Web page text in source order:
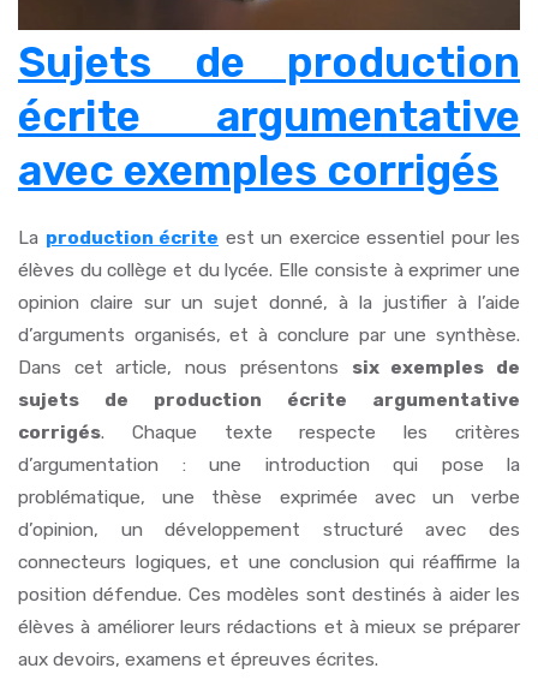
Sujets de production
écrite argumentative
avec exemples corrigés
La production écrite est un exercice essentiel pour les
élèves du collège et du lycée. Elle consiste à exprimer une
opinion claire sur un sujet donné, à la justifier à l’aide
d’arguments organisés, et à conclure par une synthèse.
Dans cet article, nous présentons six exemples de
sujets de production écrite argumentative
corrigés. Chaque texte respecte les critères
d’argumentation : une introduction qui pose la
problématique, une thèse exprimée avec un verbe
d’opinion, un développement structuré avec des
connecteurs logiques, et une conclusion qui réaffirme la
position défendue. Ces modèles sont destinés à aider les
élèves à améliorer leurs rédactions et à mieux se préparer
aux devoirs, examens et épreuves écrites.